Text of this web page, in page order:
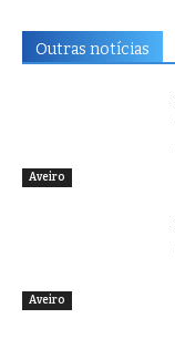
Outras notícias
Aveiro
Aveiro